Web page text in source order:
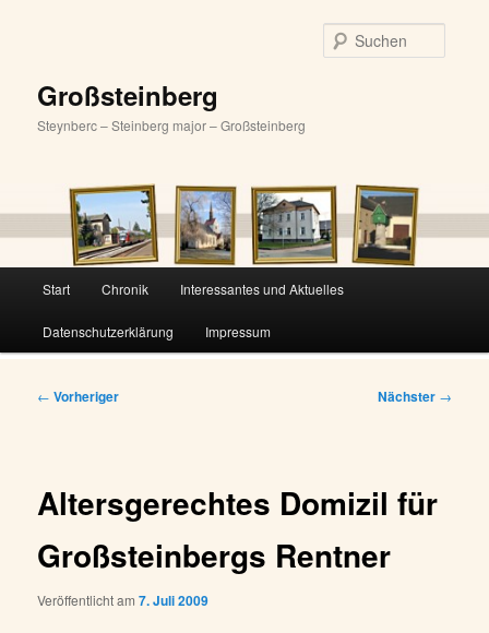
Großsteinberg
Steynberc – Steinberg major – Großsteinberg
Start Chronik Interessantes und Aktuelles
Datenschutzerklärung Impressum
Beitragsnavigation
← Vorheriger Nächster →
Altersgerechtes Domizil für
Großsteinbergs Rentner
Veröffentlicht am7. Juli 2009